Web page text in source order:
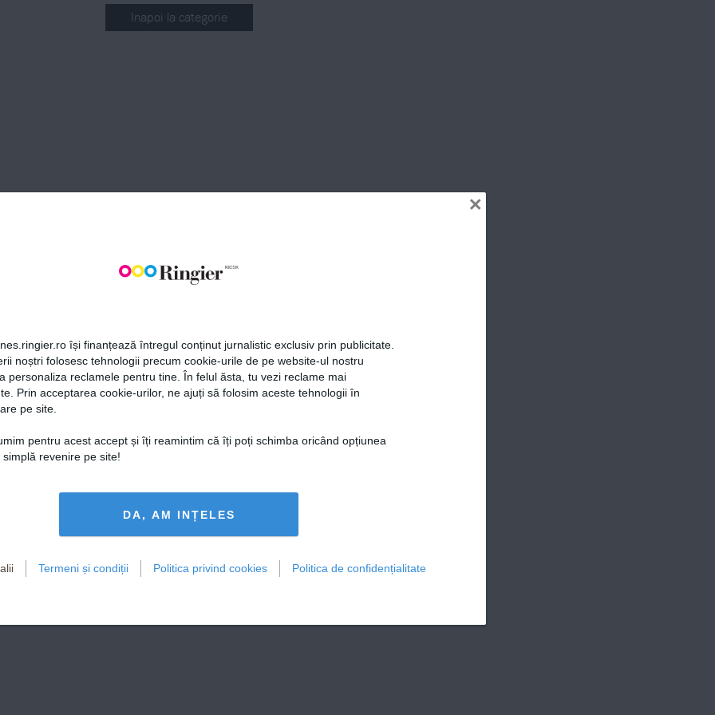
×
își finanțează întregul conținut jurnalistic exclusiv prin publicitate.
noștri folosesc tehnologii precum cookie-urile de pe website-ul nostru
personaliza reclamele pentru tine. În felul ăsta, tu vezi reclame mai
Prin acceptarea cookie-urilor, ne ajuți să folosim aceste tehnologii în
pe site.
pentru acest accept și îți reamintim că îți poți schimba oricând opțiunea
simplă revenire pe site!
DA, AM INȚELES
Termeni și condiții Politica privind cookies Politica de confidențialitate
Inapoi la categorie
Fii la curent cu toate aparițiile din grupul Ringier.
© 2026 Ringier Romania. Toate drepturile rezervate